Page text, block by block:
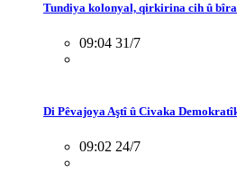
Tundiya kolonyal, qirkirina cih û bîra
09:04 31/7
Di Pêvajoya Aştî û Civaka
09:02 24/7